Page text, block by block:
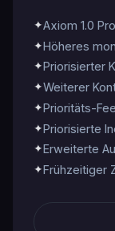
✦Axiom 1.0
✦Höheres
✦Priorisierter
✦Weiterer
✦Prioritäts-
✦Priorisierte
✦Erweiterte
✦Frühzeitiger